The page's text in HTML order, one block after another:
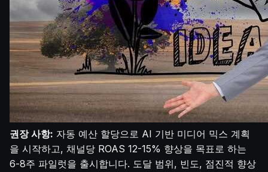
권장 사항: 자동 예산 할당으로 AI 기반 미디어 믹스 계획
을 시작하고, 채널당 ROAS 12-15% 향상을 목표로 하는
6-8주 파일럿을 출시합니다. 도달 범위, 빈도, 점진적 향상